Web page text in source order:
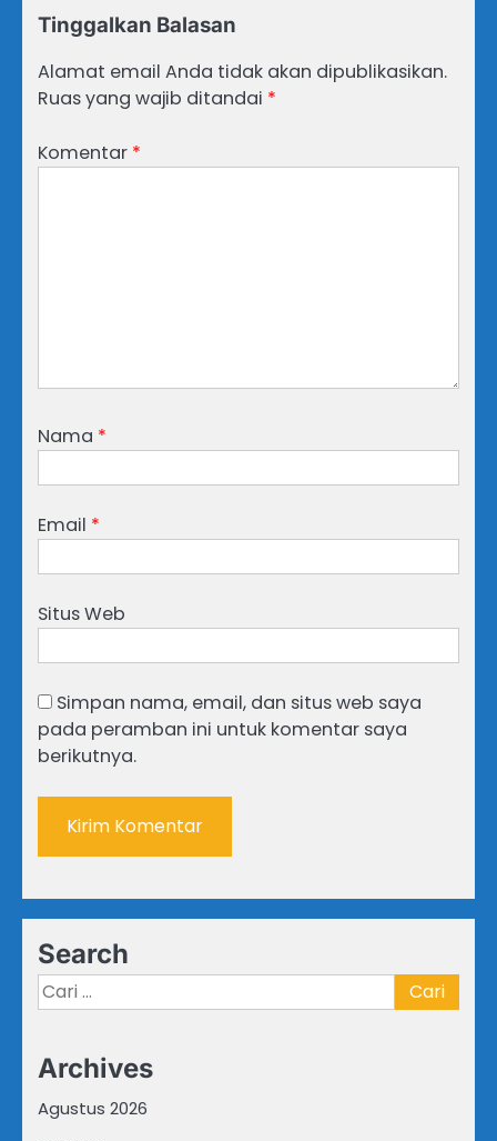
Tinggalkan Balasan
Alamat email Anda tidak akan dipublikasikan.
Ruas yang wajib ditandai *
Komentar *
Nama *
Email *
Situs Web
Simpan nama, email, dan situs web saya
pada peramban ini untuk komentar saya
berikutnya.
Search
Cari
untuk:
Archives
Agustus 2026